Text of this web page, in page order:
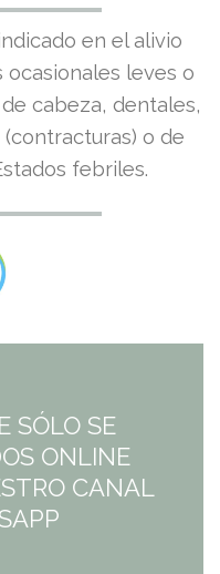
en el alivio
leves o
cabeza, dentales,
o de
febriles.
SÓLO SE
ONLINE
CANAL